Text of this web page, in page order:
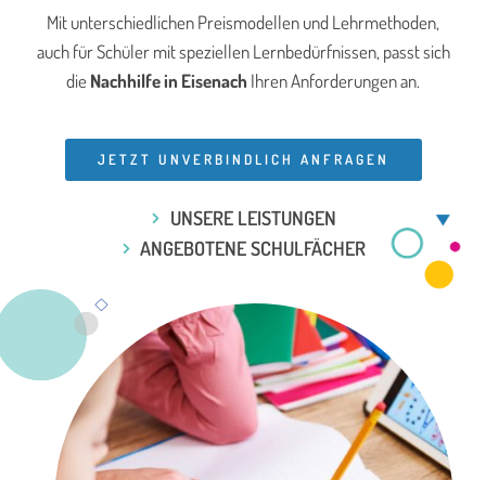
Mit unterschiedlichen Preismodellen und Lehrmethoden,
auch für Schüler mit speziellen Lernbedürfnissen, passt sich
die Nachhilfe in Eisenach Ihren Anforderungen an.
JETZT UNVERBINDLICH ANFRAGEN
UNSERE LEISTUNGEN
ANGEBOTENE SCHULFÄCHER